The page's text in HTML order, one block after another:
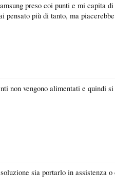
preso coi punti e mi capita
più di tanto, ma
non vengono alimentati e quindi
sia portarlo in assistenza